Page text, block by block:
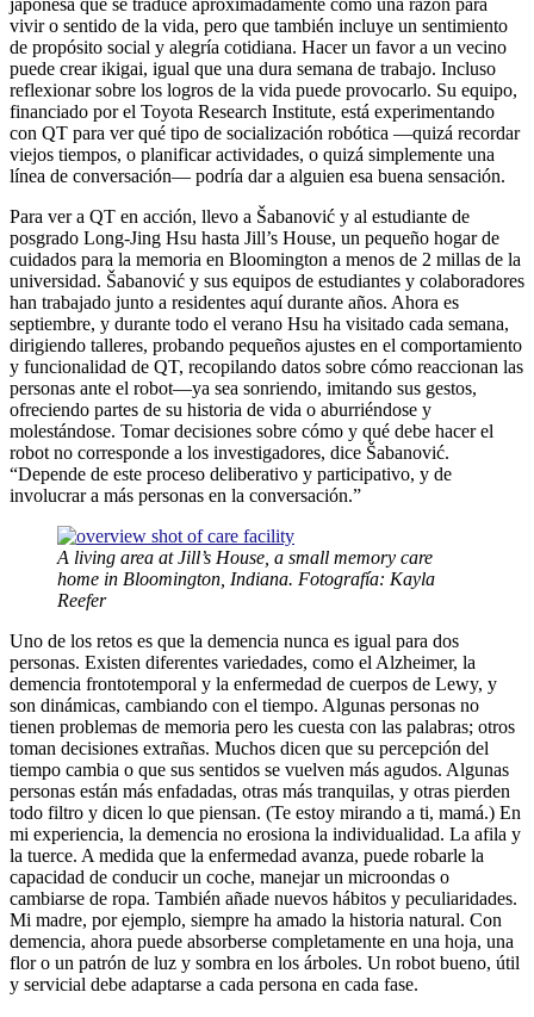
vivir o sentido de la vida, pero que también incluye un sentimiento
de propósito social y alegría cotidiana. Hacer un favor a un vecino
puede crear ikigai, igual que una dura semana de trabajo. Incluso
reflexionar sobre los logros de la vida puede provocarlo. Su equipo,
financiado por el Toyota Research Institute, está experimentando
con QT para ver qué tipo de socialización robótica —quizá recordar
viejos tiempos, o planificar actividades, o quizá simplemente una
línea de conversación— podría dar a alguien esa buena sensación.
Para ver a QT en acción, llevo a Šabanović y al estudiante de
posgrado Long-Jing Hsu hasta Jill’s House, un pequeño hogar de
cuidados para la memoria en Bloomington a menos de 2 millas de la
universidad. Šabanović y sus equipos de estudiantes y colaboradores
han trabajado junto a residentes aquí durante años. Ahora es
septiembre, y durante todo el verano Hsu ha visitado cada semana,
dirigiendo talleres, probando pequeños ajustes en el comportamiento
y funcionalidad de QT, recopilando datos sobre cómo reaccionan las
personas ante el robot—ya sea sonriendo, imitando sus gestos,
ofreciendo partes de su historia de vida o aburriéndose y
molestándose. Tomar decisiones sobre cómo y qué debe hacer el
robot no corresponde a los investigadores, dice Šabanović.
“Depende de este proceso deliberativo y participativo, y de
involucrar a más personas en la conversación.”
A living area at Jill’s House, a small memory care
home in Bloomington, Indiana. Fotografía: Kayla
Reefer
Uno de los retos es que la demencia nunca es igual para dos
personas. Existen diferentes variedades, como el Alzheimer, la
demencia frontotemporal y la enfermedad de cuerpos de Lewy, y
son dinámicas, cambiando con el tiempo. Algunas personas no
tienen problemas de memoria pero les cuesta con las palabras; otros
toman decisiones extrañas. Muchos dicen que su percepción del
tiempo cambia o que sus sentidos se vuelven más agudos. Algunas
personas están más enfadadas, otras más tranquilas, y otras pierden
todo filtro y dicen lo que piensan. (Te estoy mirando a ti, mamá.) En
mi experiencia, la demencia no erosiona la individualidad. La afila y
la tuerce. A medida que la enfermedad avanza, puede robarle la
capacidad de conducir un coche, manejar un microondas o
cambiarse de ropa. También añade nuevos hábitos y peculiaridades.
Mi madre, por ejemplo, siempre ha amado la historia natural. Con
demencia, ahora puede absorberse completamente en una hoja, una
flor o un patrón de luz y sombra en los árboles. Un robot bueno, útil
y servicial debe adaptarse a cada persona en cada fase.